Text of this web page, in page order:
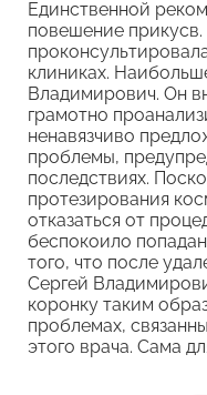
Единственной
повешение
клиниках.
Владимирович. Он
грамотно
ненавязчиво
проблемы,
последствиях.
протезирования
отказаться от
беспокоило
того, что после
Сергей
коронку таким
проблемах,
этого врача. Сама